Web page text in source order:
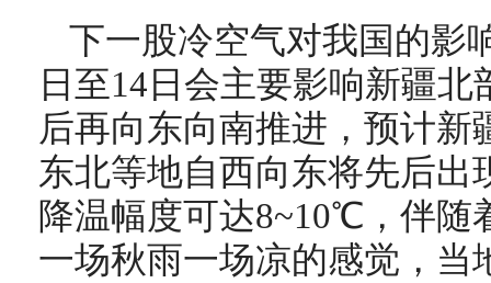
下一股冷空气对我国的影
日至14日会主要影响新疆
后再向东向南推进，预计
东北等地自西向东将先后
降温幅度可达8~10℃，伴随
一场秋雨一场凉的感觉，当